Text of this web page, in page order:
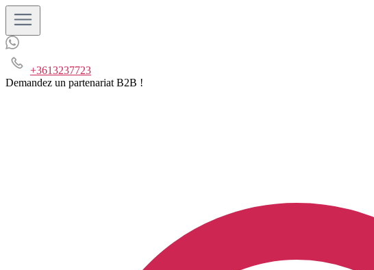
+3613237723
Demandez un partenariat B2B !